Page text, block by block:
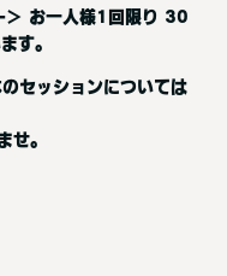
お一人様1回限り 30
す。
セッションについては
せ。